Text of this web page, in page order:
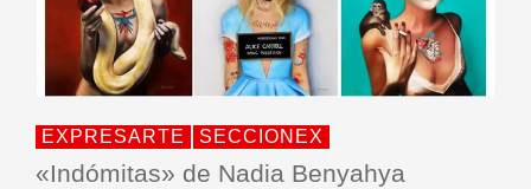
EXPRESARTE SECCIONEX
«Indómitas» de Nadia Benyahya